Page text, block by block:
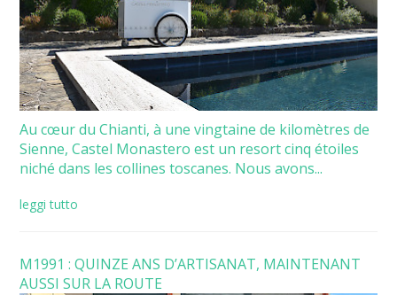
Au cœur du Chianti, à une vingtaine de kilomètres de
Sienne, Castel Monastero est un resort cinq étoiles
niché dans les collines toscanes. Nous avons...
leggi tutto
M1991 : QUINZE ANS D’ARTISANAT, MAINTENANT
AUSSI SUR LA ROUTE